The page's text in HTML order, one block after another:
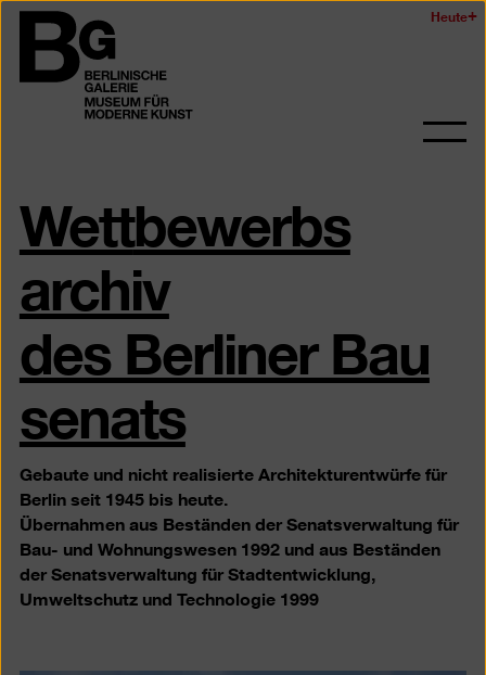
Zum
Seiteninhalt
springen
Berlinischen
Galerie
Heute
Wettbewerbs
archiv
des Berliner Bau
senats
Gebaute und nicht realisierte Architekturentwürfe für
Berlin seit 1945 bis heute.
Übernahmen aus Beständen der Senatsverwaltung für
Bau- und Wohnungswesen 1992 und aus Beständen
der Senatsverwaltung für Stadtentwicklung,
Umweltschutz und Technologie 1999